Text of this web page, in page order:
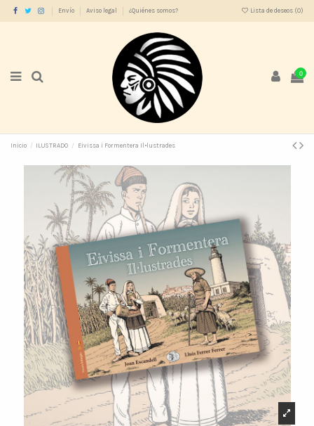
Envío Aviso legal ¿Quiénes somos? Lista de deseos (0)
0
Inicio ILUSTRADO Eivissa i Formentera Il•lustrades